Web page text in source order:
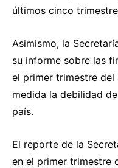
últimos cinco
Asimismo, la
su informe sobre las
el primer trimestre del
medida la debilidad
país.
El reporte de la
en el primer trimestre